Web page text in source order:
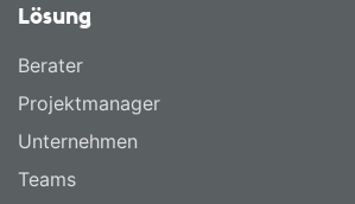
Lösung
Berater
Projektmanager
Unternehmen
Teams